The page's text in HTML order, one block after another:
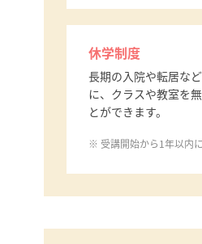
休学制度
長期の入院や転居な
に、クラスや教室を
とができます。
受講開始から1年以内